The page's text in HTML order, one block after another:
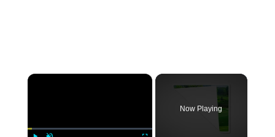
×
Now Playing